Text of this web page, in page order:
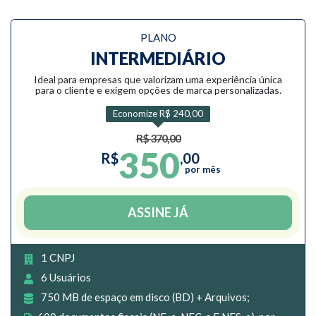
PLANO
INTERMEDIÁRIO
Ideal para empresas que valorizam uma experiência única
para o cliente e exigem opções de marca personalizadas.
Economize R$ 240,00
R$ 370,00
R$350,00
por mês
ASSINE JÁ
1 CNPJ
6 Usuários
750 MB de espaço em disco (BD) + Arquivos;